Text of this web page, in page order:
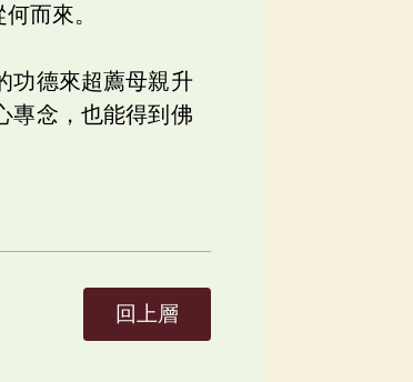
而來。
功德來超薦母親升
專念，也能得到佛
回上層